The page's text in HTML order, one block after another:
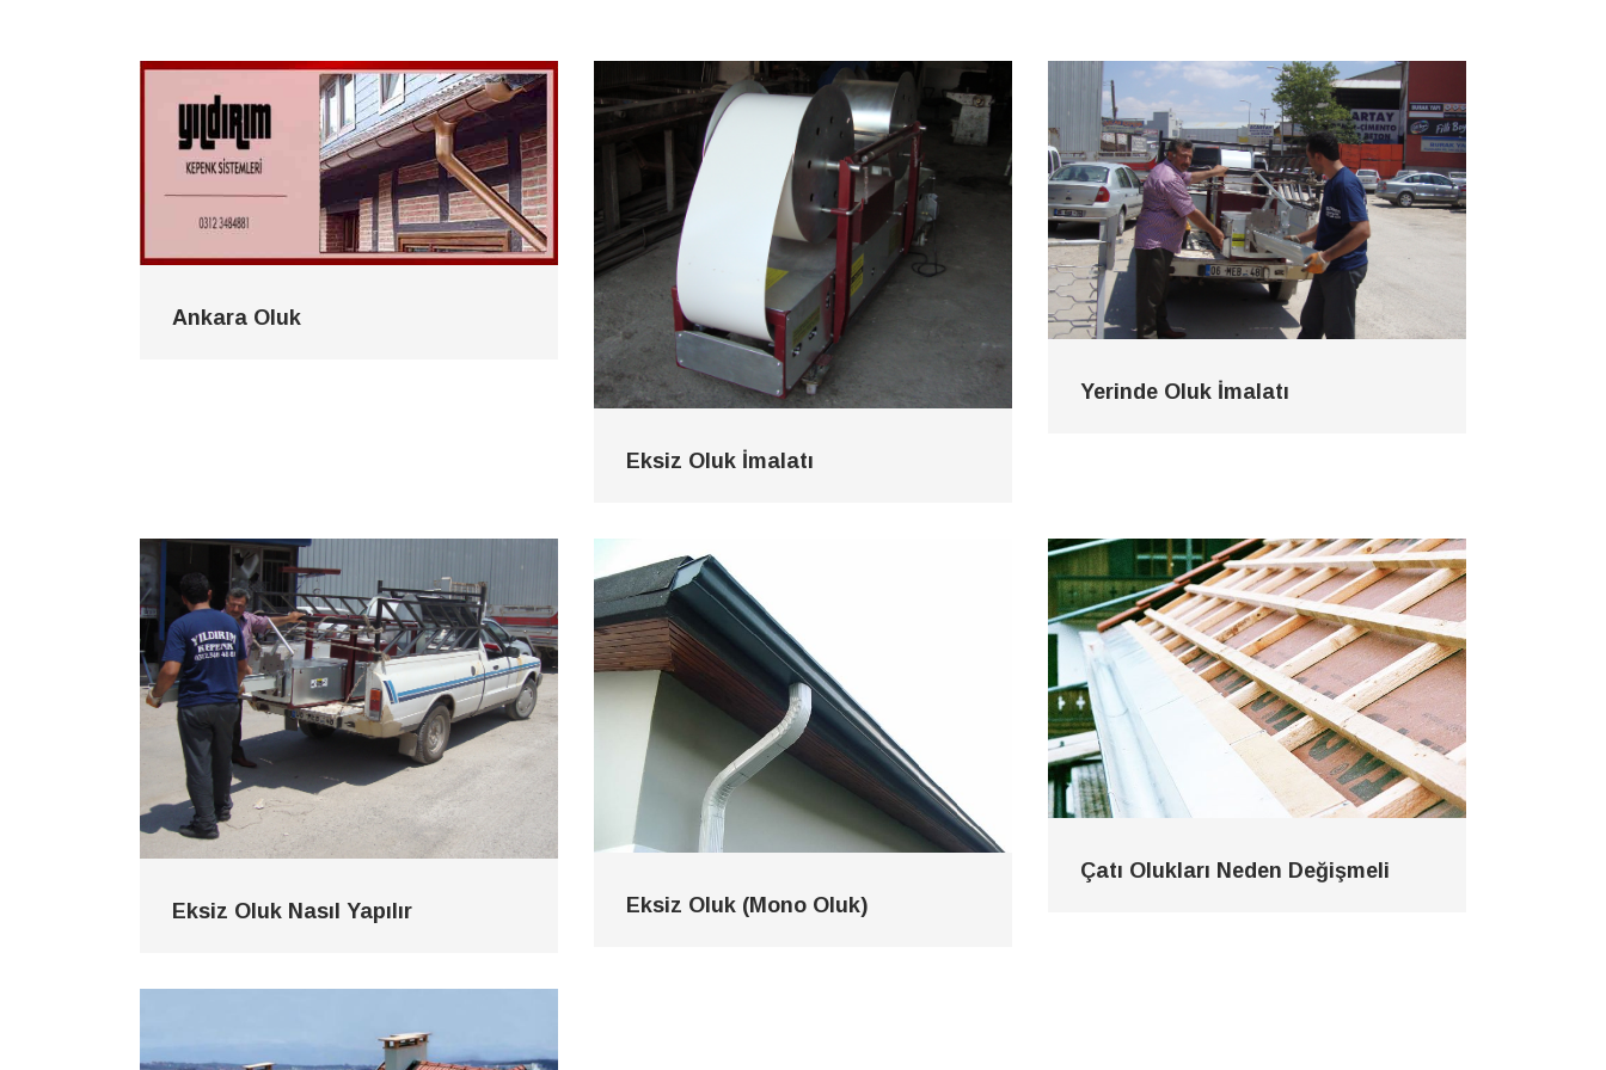
Ankara Oluk
Eksiz Oluk İmalatı
Yerinde Oluk İmalatı
Eksiz Oluk Nasıl Yapılır Eksiz Oluk (Mono Oluk)
Çatı Olukları Neden Değişmeli